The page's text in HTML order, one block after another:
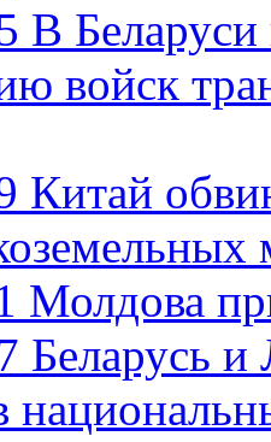
В
войск
Китай
Молдова
Беларусь